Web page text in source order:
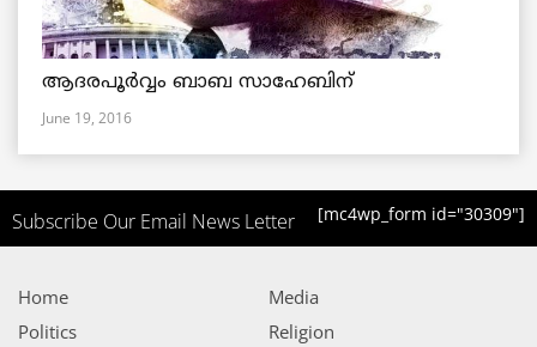
ആദരപൂര്‍വ്വം ബാബ സാഹേബിന്
June 19, 2016
Subscribe Our Email News Letter [mc4wp_form id="30309"]
Home
Politics
Media
Religion